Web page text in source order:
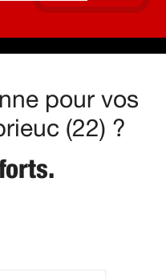
pour vos
(22) ?